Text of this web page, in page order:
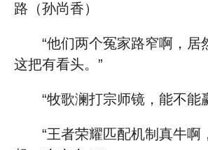
路（孙尚香）
“他们两个冤家路窄啊，居
这把有看头。”
“牧歌澜打宗师镜，能不能
“王者荣耀匹配机制真牛啊